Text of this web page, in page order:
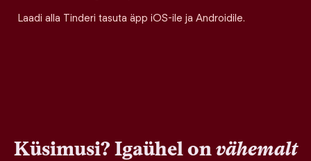
Laadi alla Tinderi tasuta äpp iOS-ile ja Androidile.
Küsimusi? Igaühel onvähemalt